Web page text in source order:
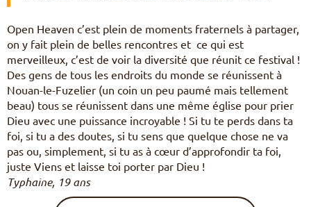
Open Heaven c’est plein de moments fraternels à partager,
on y fait plein de belles rencontres et ce qui est
merveilleux, c’est de voir la diversité que réunit ce festival !
Des gens de tous les endroits du monde se réunissent à
Nouan-le-Fuzelier (un coin un peu paumé mais tellement
beau) tous se réunissent dans une même église pour prier
Dieu avec une puissance incroyable ! Si tu te perds dans ta
foi, si tu a des doutes, si tu sens que quelque chose ne va
pas ou, simplement, si tu as à cœur d’approfondir ta foi,
juste Viens et laisse toi porter par Dieu !
Typhaine, 19 ans